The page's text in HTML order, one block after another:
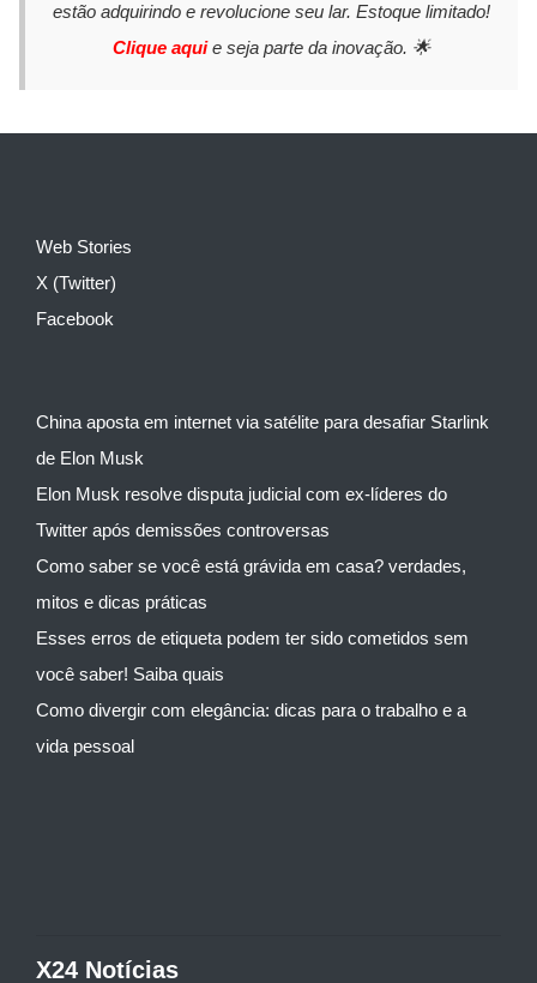
estão adquirindo e revolucione seu lar. Estoque limitado!
Clique aquie seja parte da inovação. 🌟
Web Stories
X (Twitter)
Facebook
China aposta em internet via satélite para desafiar Starlink
de Elon Musk
Elon Musk resolve disputa judicial com ex-líderes do
Twitter após demissões controversas
Como saber se você está grávida em casa? verdades,
mitos e dicas práticas
Esses erros de etiqueta podem ter sido cometidos sem
você saber! Saiba quais
Como divergir com elegância: dicas para o trabalho e a
vida pessoal
X24 Notícias